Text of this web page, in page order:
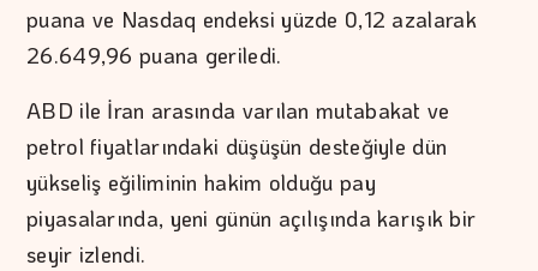
puana ve Nasdaq endeksi yüzde 0,12 azalarak
26.649,96 puana geriledi.
ABD ile İran arasında varılan mutabakat ve
petrol fiyatlarındaki düşüşün desteğiyle dün
yükseliş eğiliminin hakim olduğu pay
piyasalarında, yeni günün açılışında karışık bir
seyir izlendi.